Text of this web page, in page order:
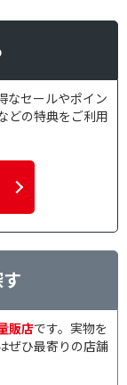
なセールやポイン
どの特典をご利用
販店です。実物を
ぜひ最寄りの店舗